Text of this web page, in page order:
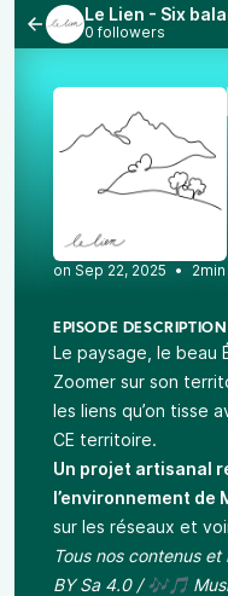
Le Lien - Six
0 followers
•
EPISODE DESCRIPTION
Le paysage, le beau
Zoomer sur son
les liens qu’on tisse
CE territoire.
Un projet artisanal
l’environnement de
sur les réseaux et
Tous nos contenus
BY Sa 4.0/ 🎶🎵